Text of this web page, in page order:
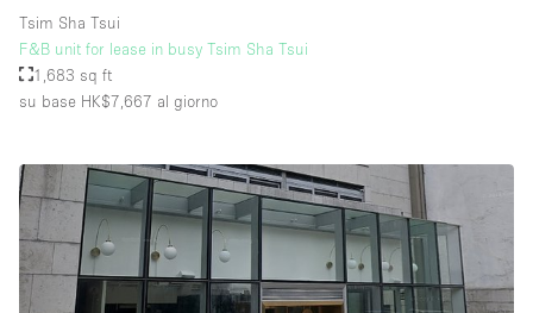
Tsim Sha Tsui
F&B unit for lease in busy Tsim Sha Tsui
1,683 sq ft
su base HK$7,667 al giorno